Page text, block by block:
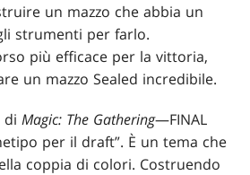
un mazzo che abbia un
strumenti per farlo.
più efficace per la vittoria,
un mazzo Sealed incredibile.
diMagic: The Gathering—FINAL
per il draft”. È un tema che
coppia di colori. Costruendo